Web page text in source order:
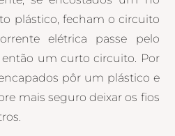
plástico, fecham o circuito
elétrica passe pelo
um curto circuito. Por
pôr um plástico e
mais seguro deixar os fios